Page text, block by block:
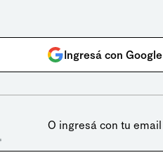
Ingresá con Google
O ingresá con tu email